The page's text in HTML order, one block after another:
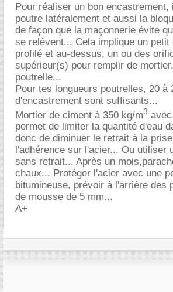
Pour réaliser un bon
poutre latéralement et aussi la
de façon que la maçonnerie évite
se relèvent... Cela implique un petit
profilé et au-dessus, un ou des
supérieur(s) pour remplir de
poutrelle...
Pour tes longueurs poutrelles, 20 à
d'encastrement sont suffisants...
Mortier de ciment à 350 kg/m3
permet de limiter la quantité d'eau
donc de diminuer le retrait à la
l'adhérence sur l'acier... Ou utiliser
sans retrait... Après un
chaux... Protéger l'acier avec une
bitumineuse, prévoir à l'arrière des
de mousse de 5 mm...
A+